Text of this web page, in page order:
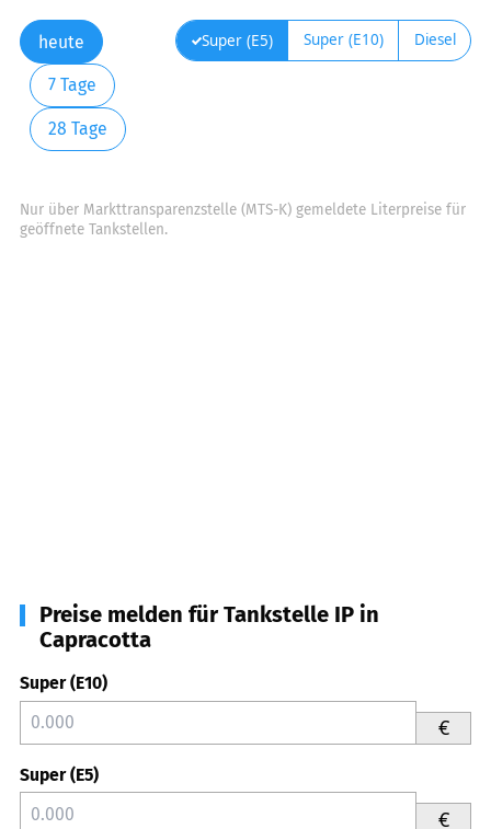
heute
7 Tage
28 Tage
Super (E5) Super (E10) Diesel
Nur über Markttransparenzstelle (MTS-K) gemeldete Literpreise für
geöffnete Tankstellen.
Preise melden für Tankstelle IP in
Capracotta
Super (E10)
€
Super (E5)
€